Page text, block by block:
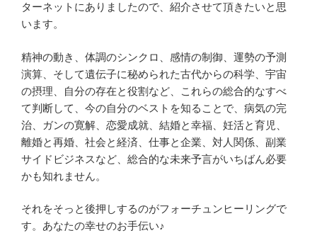
ターネットにありましたので、紹介させて頂きたいと思
います。
精神の動き、体調のシンクロ、感情の制御、運勢の予測
演算、そして遺伝子に秘められた古代からの科学、宇宙
の摂理、自分の存在と役割など、これらの総合的なすべ
て判断して、今の自分のベストを知ることで、病気の完
治、ガンの寛解、恋愛成就、結婚と幸福、妊活と育児、
離婚と再婚、社会と経済、仕事と企業、対人関係、副業
サイドビジネスなど、総合的な未来予言がいちばん必要
かも知れません。
それをそっと後押しするのがフォーチュンヒーリングで
す。 あなたの幸せのお手伝い♪